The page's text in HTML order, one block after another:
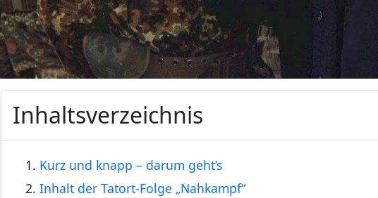
Inhaltsverzeichnis
1. Kurz und knapp – darum geht’s
2. Inhalt der Tatort-Folge „Nahkampf“